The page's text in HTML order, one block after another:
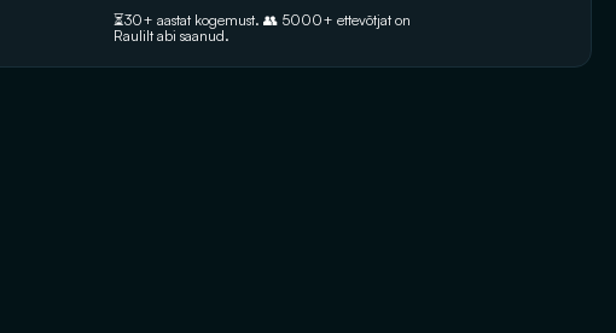
⏳30+ aastat kogemust. 👥 5000+‭ ettevõtjat on
Raulilt abi saanud.‬